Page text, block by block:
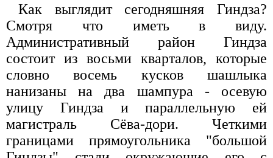
Как выглядит сегодняшняя Гиндза?
Смотря что иметь в виду.
Административный район Гиндза
состоит из восьми кварталов, которые
словно восемь кусков шашлыка
нанизаны на два шампура - осевую
улицу Гиндза и параллельную ей
магистраль Сёва-дори. Четкими
границами прямоугольника "большой